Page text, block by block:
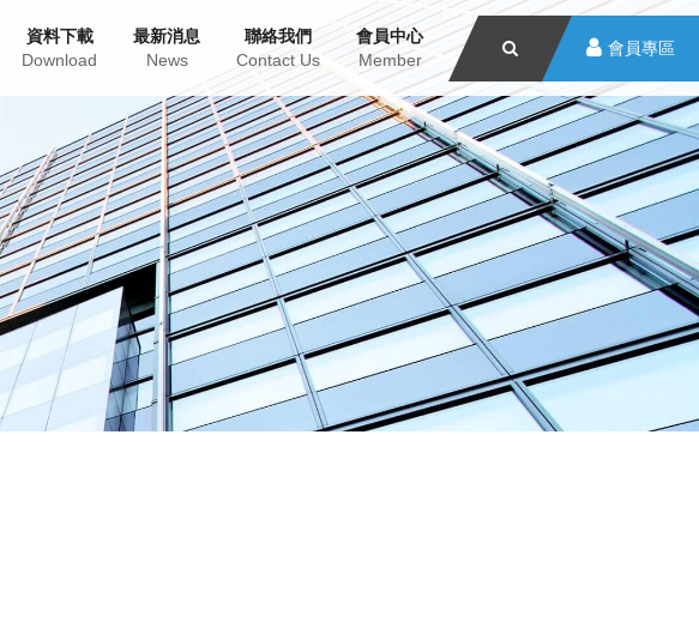
會員專區
資料下載
Download
最新消息
News
聯絡我們
Contact Us
會員中心
Member